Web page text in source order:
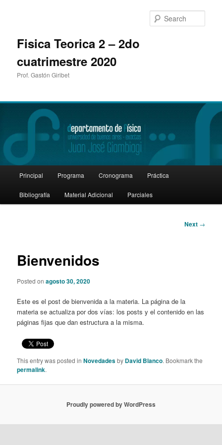
Fisica Teorica 2 – 2do
cuatrimestre 2020
Prof. Gastón Giribet
Skip
to
Principal Programa Cronograma Práctica
Bibliografía Material Adicional Parciales
Post
Next →
Bienvenidos
Posted onagosto 30, 2020
Este es el post de bienvenida a la materia. La página de la
materia se actualiza por dos vías: los posts y el contenido en las
páginas fijas que dan estructura a la misma.
This entry was posted inNovedadesby David Blanco. Bookmark the
permalink.
Proudly powered by WordPress